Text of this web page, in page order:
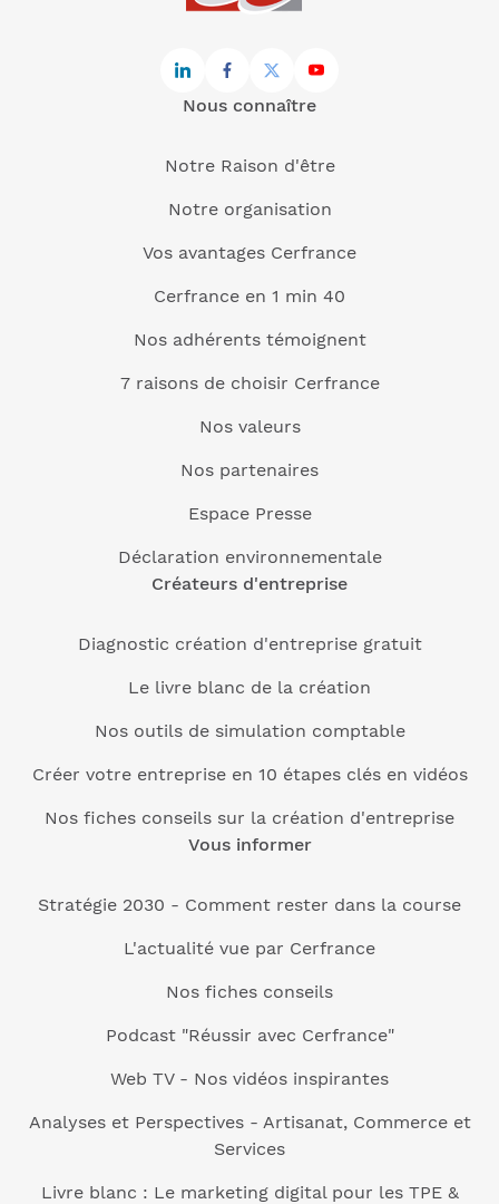
Nous connaître
Notre Raison d'être
Notre organisation
Vos avantages Cerfrance
Cerfrance en 1 min 40
Nos adhérents témoignent
7 raisons de choisir Cerfrance
Nos valeurs
Nos partenaires
Espace Presse
Déclaration environnementale
Créateurs d'entreprise
Diagnostic création d'entreprise gratuit
Le livre blanc de la création
Nos outils de simulation comptable
Créer votre entreprise en 10 étapes clés en vidéos
Nos fiches conseils sur la création d'entreprise
Vous informer
Stratégie 2030 - Comment rester dans la course
L'actualité vue par Cerfrance
Nos fiches conseils
Podcast "Réussir avec Cerfrance"
Web TV - Nos vidéos inspirantes
Analyses et Perspectives - Artisanat, Commerce et
Services
Livre blanc : Le marketing digital pour les TPE &